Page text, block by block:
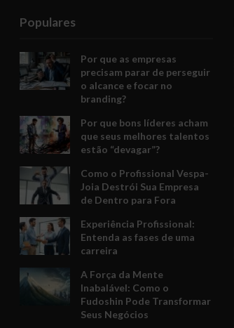
Populares
Por que as empresas
precisam parar de perseguir
o alcance e focar no
branding?
Por que bons líderes acham
que seus melhores talentos
estão “devagar”?
Como o Profissional Vespa-
Joia Destrói Sua Empresa
de Dentro para Fora
Experiência Profissional:
Entenda as fases de uma
carreira
A Força da Mente
Inabalável: Como o
Fudoshin Pode Transformar
Seus Negócios